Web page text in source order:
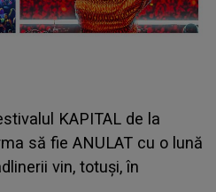
KAPITAL de la
să fie ANULAT cu o lună
vin, totuși, în